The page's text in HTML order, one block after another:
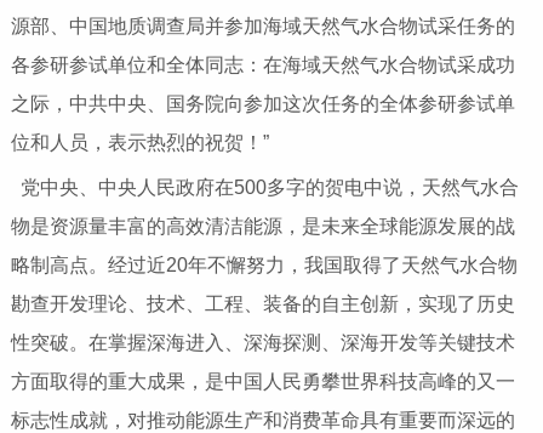
源部、中国地质调查局并参加海域天然气水合物试采任务的
各参研参试单位和全体同志：在海域天然气水合物试采成功
之际，中共中央、国务院向参加这次任务的全体参研参试单
位和人员，表示热烈的祝贺！”
党中央、中央人民政府在500多字的贺电中说，天然气水合
物是资源量丰富的高效清洁能源，是未来全球能源发展的战
略制高点。经过近20年不懈努力，我国取得了天然气水合物
勘查开发理论、技术、工程、装备的自主创新，实现了历史
性突破。在掌握深海进入、深海探测、深海开发等关键技术
方面取得的重大成果，是中国人民勇攀世界科技高峰的又一
标志性成就，对推动能源生产和消费革命具有重要而深远的